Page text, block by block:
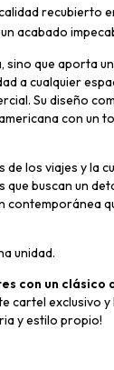
recubierto
acabado
sino que aporta
a cualquier
Su diseño
con un
de los viajes y la
buscan un
unidad.
con un clásico
cartel exclusivo y
y estilo propio!